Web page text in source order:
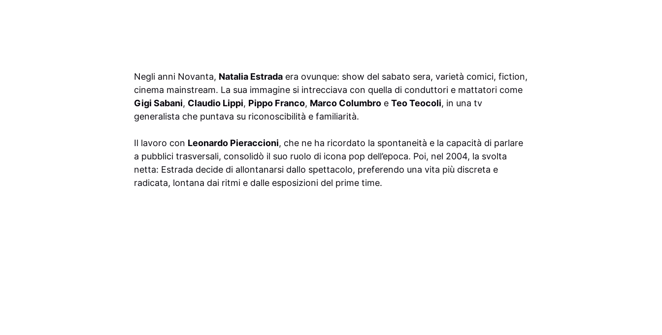
Negli anni Novanta, Natalia Estrada era ovunque: show del sabato sera, varietà comici, fiction,
cinema mainstream. La sua immagine si intrecciava con quella di conduttori e mattatori come
Gigi Sabani, Claudio Lippi, Pippo Franco, Marco Columbro e Teo Teocoli, in una tv
generalista che puntava su riconoscibilità e familiarità.
Il lavoro con Leonardo Pieraccioni, che ne ha ricordato la spontaneità e la capacità di parlare
a pubblici trasversali, consolidò il suo ruolo di icona pop dell’epoca. Poi, nel 2004, la svolta
netta: Estrada decide di allontanarsi dallo spettacolo, preferendo una vita più discreta e
radicata, lontana dai ritmi e dalle esposizioni del prime time.